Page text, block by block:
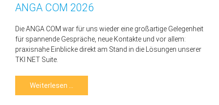
ANGA COM 2026
Die ANGA COM war für uns wieder eine großartige Gelegenheit
für spannende Gespräche, neue Kontakte und vor allem:
praxisnahe Einblicke direkt am Stand in die Lösungen unserer
TKI NET Suite.
Weiterlesen …